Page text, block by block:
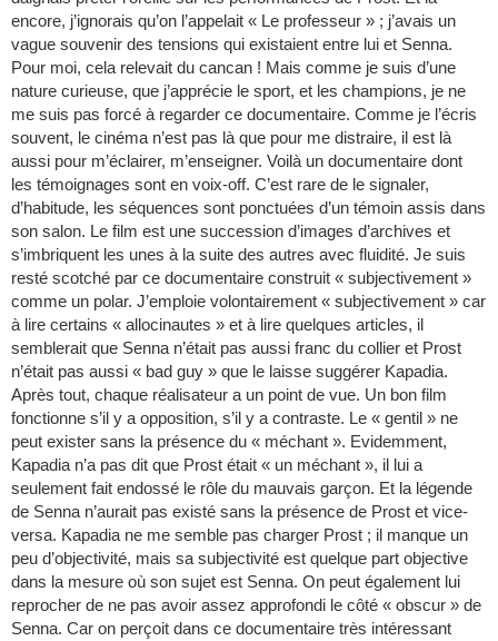
encore, j’ignorais qu’on l’appelait « Le professeur » ; j’avais un
vague souvenir des tensions qui existaient entre lui et Senna.
Pour moi, cela relevait du cancan ! Mais comme je suis d’une
nature curieuse, que j’apprécie le sport, et les champions, je ne
me suis pas forcé à regarder ce documentaire. Comme je l’écris
souvent, le cinéma n’est pas là que pour me distraire, il est là
aussi pour m’éclairer, m’enseigner. Voilà un documentaire dont
les témoignages sont en voix-off. C’est rare de le signaler,
d’habitude, les séquences sont ponctuées d’un témoin assis dans
son salon. Le film est une succession d’images d’archives et
s’imbriquent les unes à la suite des autres avec fluidité. Je suis
resté scotché par ce documentaire construit « subjectivement »
comme un polar. J’emploie volontairement « subjectivement » car
à lire certains « allocinautes » et à lire quelques articles, il
semblerait que Senna n’était pas aussi franc du collier et Prost
n’était pas aussi « bad guy » que le laisse suggérer Kapadia.
Après tout, chaque réalisateur a un point de vue. Un bon film
fonctionne s’il y a opposition, s’il y a contraste. Le « gentil » ne
peut exister sans la présence du « méchant ». Evidemment,
Kapadia n’a pas dit que Prost était « un méchant », il lui a
seulement fait endossé le rôle du mauvais garçon. Et la légende
de Senna n’aurait pas existé sans la présence de Prost et vice-
versa. Kapadia ne me semble pas charger Prost ; il manque un
peu d’objectivité, mais sa subjectivité est quelque part objective
dans la mesure où son sujet est Senna. On peut également lui
reprocher de ne pas avoir assez approfondi le côté « obscur » de
Senna. Car on perçoit dans ce documentaire très intéressant